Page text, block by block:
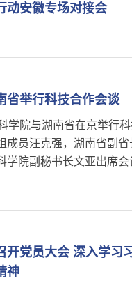
动安徽专场对接会
省举行科技合作会谈
学院与湖南省在京举行
成员汪克强，湖南省副
学院副秘书长文亚出席会
开党员大会 深入学习
神